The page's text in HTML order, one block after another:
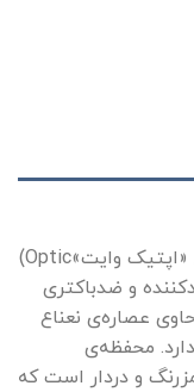
وایت»(Optic
و ضدباکتری
عصاره‌ی نعناع
محفظه‌ی
و دردار است که